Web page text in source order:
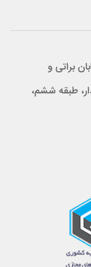
براتی و
اسپیدار، طبقه ششم،